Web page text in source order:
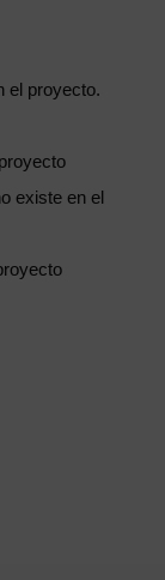
el proyecto.
existe en el